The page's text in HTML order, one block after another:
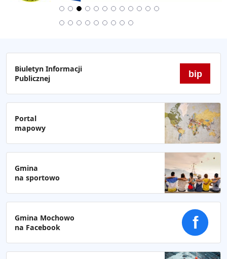
Biuletyn Informacji
Publicznej
bip
Portal
mapowy
Gmina
na sportowo
Gmina Mochowo
na Facebook
f